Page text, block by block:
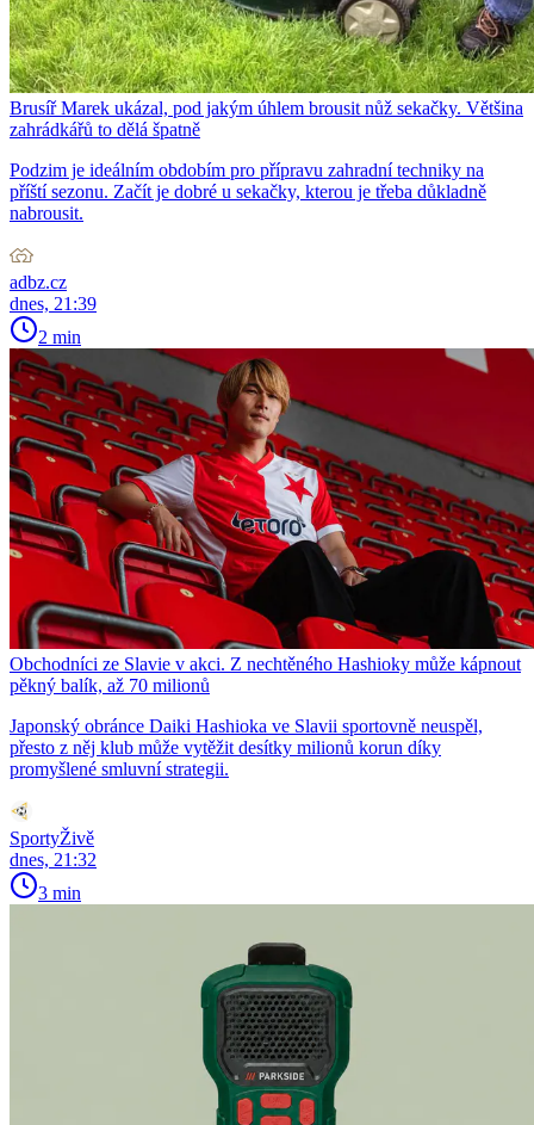
Brusíř Marek ukázal, pod jakým úhlem brousit nůž sekačky. Většina
zahrádkářů to dělá špatně
Podzim je ideálním obdobím pro přípravu zahradní techniky na
příští sezonu. Začít je dobré u sekačky, kterou je třeba důkladně
nabrousit.
adbz.cz
dnes, 21:39
2 min
Obchodníci ze Slavie v akci. Z nechtěného Hashioky může kápnout
pěkný balík, až 70 milionů
Japonský obránce Daiki Hashioka ve Slavii sportovně neuspěl,
přesto z něj klub může vytěžit desítky milionů korun díky
promyšlené smluvní strategii.
SportyŽivě
dnes, 21:32
3 min